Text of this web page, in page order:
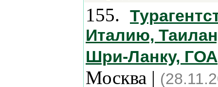
155.
Италию,
Шри-Ланку,
Москва |